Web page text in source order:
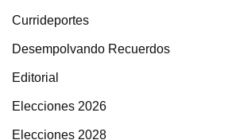
Currideportes
Desempolvando Recuerdos
Editorial
Elecciones 2026
Elecciones 2028